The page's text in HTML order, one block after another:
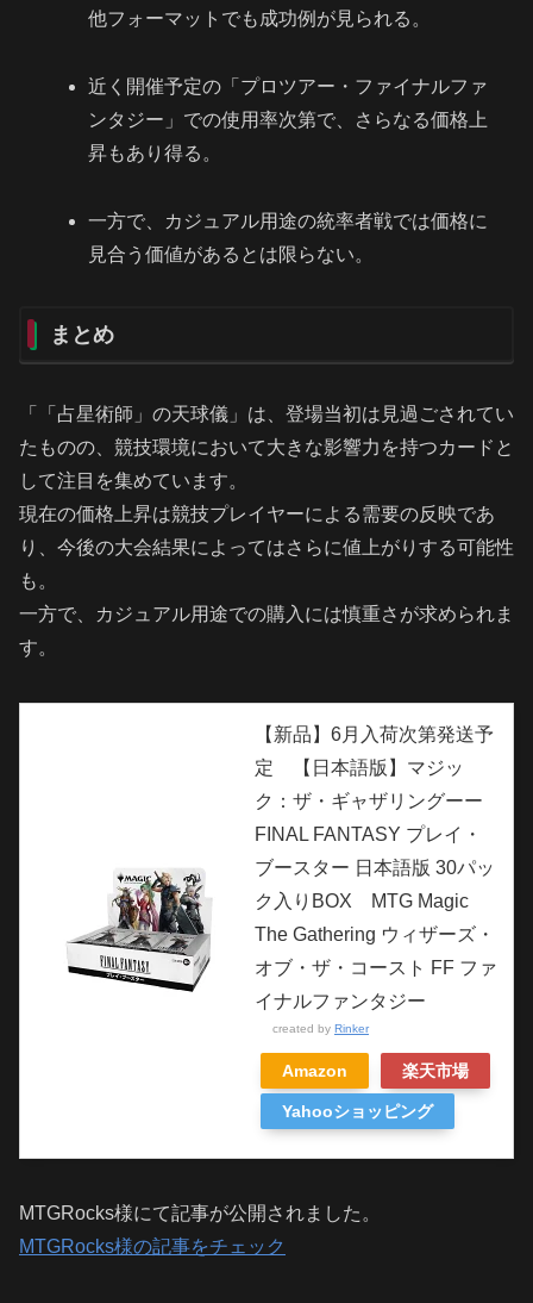
他フォーマットでも成功例が見られる。
近く開催予定の「プロツアー・ファイナルファ
ンタジー」での使用率次第で、さらなる価格上
昇もあり得る。
一方で、カジュアル用途の統率者戦では価格に
見合う価値があるとは限らない。
まとめ
「「占星術師」の天球儀」は、登場当初は見過ごされてい
たものの、競技環境において大きな影響力を持つカードと
して注目を集めています。
現在の価格上昇は競技プレイヤーによる需要の反映であ
り、今後の大会結果によってはさらに値上がりする可能性
も。
一方で、カジュアル用途での購入には慎重さが求められま
す。
【新品】6月入荷次第発送予
定 【日本語版】マジッ
ク：ザ・ギャザリングーー
FINAL FANTASY プレイ・
ブースター 日本語版 30パッ
ク入りBOX MTG Magic
The Gathering ウィザーズ・
オブ・ザ・コースト FF ファ
イナルファンタジー
created by Rinker
Amazon 楽天市場
Yahooショッピング
MTGRocks様にて記事が公開されました。
MTGRocks様の記事をチェック